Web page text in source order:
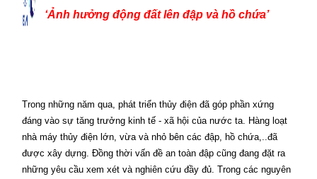
‘Ảnh hưởng động đất lên đập và hồ chứa’
Trong những năm qua, phát triển thủy điện đã góp phần xứng
đáng vào sự tăng trưởng kinh tế - xã hội của nước ta. Hàng loạt
nhà máy thủy điện lớn, vừa và nhỏ bên các đập, hồ chứa,..đã
được xây dựng. Đồng thời vấn đề an toàn đập cũng đang đặt ra
những yêu cầu xem xét và nghiên cứu đầy đủ. Trong các nguyên